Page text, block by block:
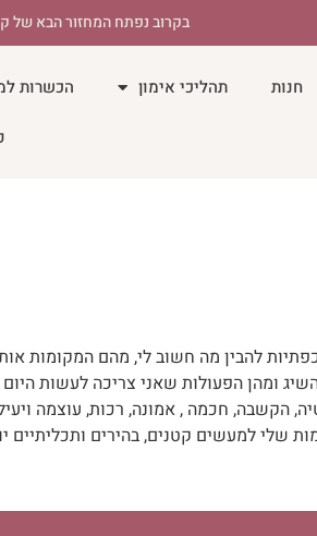
בקרוב נפתח המחזור הבא של
חנות תהליכי אימון הכשרות
להבין מה חשוב לי, מהם המקומות
ומהן הפעולות שאני צריכה לעשות
הקשבה, חכמה , אמונה, רכות, עוצמה
שלי למעשים קטנים, בהירים ותכליתיים